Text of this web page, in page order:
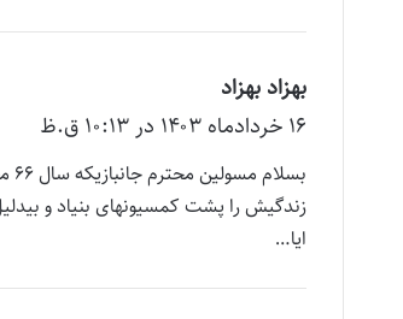
بهزاد بهزاد
ف
ت
:
۱۶ خرداد‌ماه ۱۴۰۳ در ۱۰:۱۳ ق.ظ
زندگیش را پشت کمسیونهای بنیاد و
ایا…